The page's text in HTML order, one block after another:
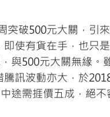
突破500元大關，引
即使有貨在手，也只
與500元大關無緣。
騰訊波動亦大，於
途需捱價五成，絕不